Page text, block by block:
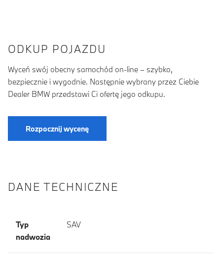
ODKUP POJAZDU
Wyceń swój obecny samochód on-line – szybko,
bezpiecznie i wygodnie. Następnie wybrany przez Ciebie
Dealer BMW przedstawi Ci ofertę jego odkupu.
Rozpocznij wycenę
DANE TECHNICZNE
Typ
nadwozia
SAV